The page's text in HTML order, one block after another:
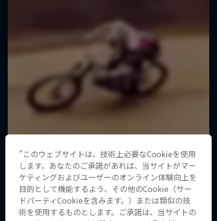
”このウェブサイトは、技術上必要なCookieを使用
します。あなたのご承諾があれば、当サイトがマー
ケティングおよびユーザーのオンライン体験向上を
目的として機能するよう、その他のCookie（サー
ドパーティCookieを含みます。）または類似の技
術を使用するものとします。ご承諾は、当サイトの